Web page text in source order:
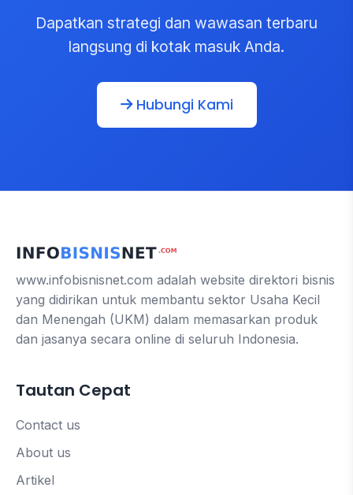
Dapatkan strategi dan wawasan terbaru
langsung di kotak masuk Anda.
Hubungi Kami
www.infobisnisnet.com adalah website direktori bisnis
yang didirikan untuk membantu sektor Usaha Kecil
dan Menengah (UKM) dalam memasarkan produk
dan jasanya secara online di seluruh Indonesia.
Tautan Cepat
Contact us
About us
Artikel